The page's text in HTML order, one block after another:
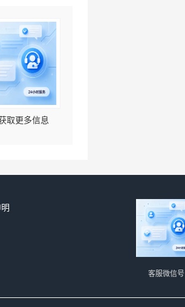
取更多信息
客服微信号